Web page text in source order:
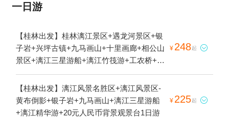
一日游
【桂林出发】桂林漓江景区+遇龙河景区+银
子岩+兴坪古镇+九马画山+十里画廊+相公山
景区+漓江三星游船+漓江竹筏游+工农桥+遇
龙河竹筏漂游+20元人民币背景观景台+赏月
景区+相公山观景台+千里江山图大型水墨画
打卡地1日游
¥ 248起 
【桂林出发】漓江风景名胜区+漓江风景区-
黄布倒影+银子岩+九马画山+漓江三星游船
+漓江精华游+20元人民币背景观景台1日游
¥ 225起 